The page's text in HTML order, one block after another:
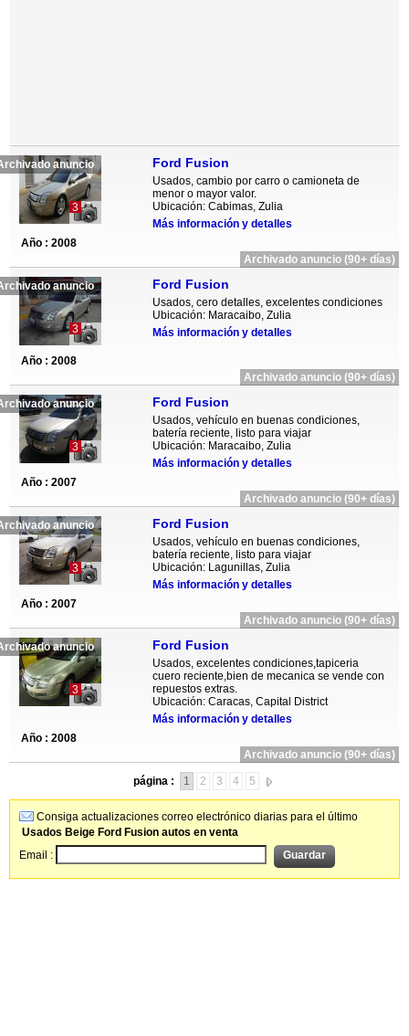
anuncio
3
Ford Fusion
Usados, cambio por carro o camioneta de
menor o mayor valor.
Ubicación: Cabimas, Zulia
Más información y detalles
Año : 2008
Archivado anuncio (90+ días)
anuncio
3
Ford Fusion
Usados, cero detalles, excelentes condiciones
Ubicación: Maracaibo, Zulia
Más información y detalles
Año : 2008
Archivado anuncio (90+ días)
anuncio
3
Ford Fusion
Usados, vehículo en buenas condiciones,
batería reciente, listo para viajar
Ubicación: Maracaibo, Zulia
Más información y detalles
Año : 2007
Archivado anuncio (90+ días)
anuncio
3
Ford Fusion
Usados, vehículo en buenas condiciones,
batería reciente, listo para viajar
Ubicación: Lagunillas, Zulia
Más información y detalles
Año : 2007
Archivado anuncio (90+ días)
anuncio
3
Ford Fusion
Usados, excelentes condiciones,tapiceria
cuero reciente,bien de mecanica se vende con
repuestos extras.
Ubicación: Caracas, Capital District
Más información y detalles
Año : 2008
Archivado anuncio (90+ días)
página : 1 2 3 4 5
Consiga actualizaciones correo electrónico diarias para el último
Usados Beige Ford Fusion autos en venta
Email :